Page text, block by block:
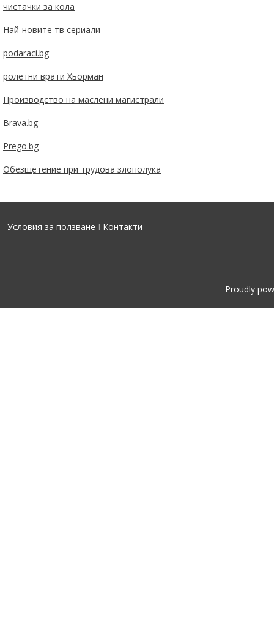
чистачки за кола
Най-новите тв сериали
podaraci.bg
ролетни врати Хьорман
Производство на маслени магистрали
Brava.bg
Prego.bg
Обезщетение при трудова злополука
Условия за ползване I Контакти
Proudly